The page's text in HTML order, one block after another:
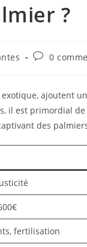
?
0
ajoutent
il est primordial
des
fertilisation